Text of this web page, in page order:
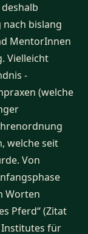
bislang
MentorInnen
Vielleicht
-
(welche
welche seit
Von
Worten
Pferd“ (Zitat
Institutes für